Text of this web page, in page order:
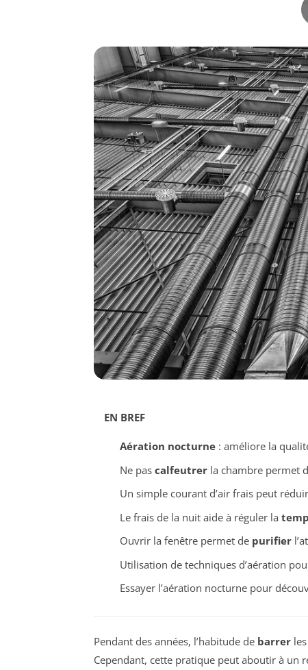
EN BREF
Aération nocturne: améliore la
Ne pas calfeutrerla chambre permet
Un simple courant d’air frais peut
Le frais de la nuit aide à réguler la
Ouvrir la fenêtre permet de purifier
Utilisation de techniques d’aération
Essayer l’aération nocturne pour
Pendant des années, l’habitude de barrer
Cependant, cette pratique peut aboutir à un